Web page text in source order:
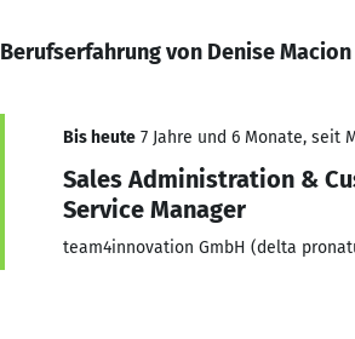
Berufserfahrung von Denise Macion
Bis heute 7 Jahre und 6 Monate, seit
Sales Administration &
Service Manager
team4innovation GmbH (delta